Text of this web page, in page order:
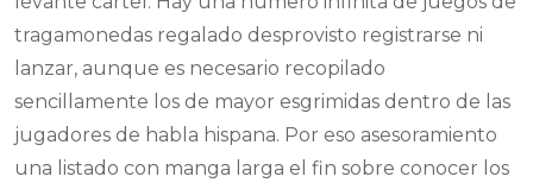
tragamonedas regalado desprovisto registrarse ni
lanzar, aunque es necesario recopilado
sencillamente los de mayor esgrimidas dentro de las
jugadores de habla hispana. Por eso asesoramiento
una listado con manga larga el fin sobre conocer los